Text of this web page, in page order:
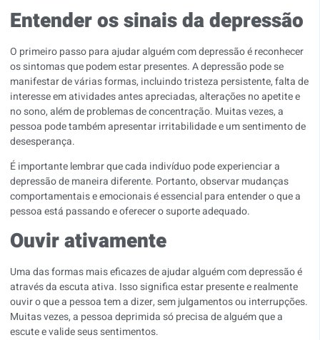
Entender os sinais da depressão
O primeiro passo para ajudar alguém com depressão é reconhecer
os sintomas que podem estar presentes. A depressão pode se
manifestar de várias formas, incluindo tristeza persistente, falta de
interesse em atividades antes apreciadas, alterações no apetite e
no sono, além de problemas de concentração. Muitas vezes, a
pessoa pode também apresentar irritabilidade e um sentimento de
desesperança.
É importante lembrar que cada indivíduo pode experienciar a
depressão de maneira diferente. Portanto, observar mudanças
comportamentais e emocionais é essencial para entender o que a
pessoa está passando e oferecer o suporte adequado.
Ouvir ativamente
Uma das formas mais eficazes de ajudar alguém com depressão é
através da escuta ativa. Isso significa estar presente e realmente
ouvir o que a pessoa tem a dizer, sem julgamentos ou interrupções.
Muitas vezes, a pessoa deprimida só precisa de alguém que a
escute e valide seus sentimentos.